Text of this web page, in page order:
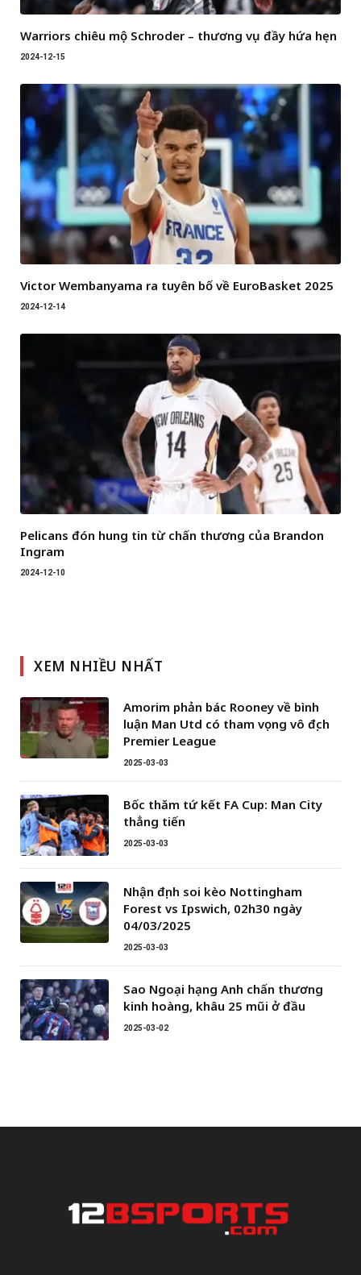
Warriors chiêu mộ Schroder – thương vụ đầy hứa hẹn
2024-12-15
Victor Wembanyama ra tuyên bố về EuroBasket 2025
2024-12-14
Pelicans đón hung tin từ chấn thương của Brandon
Ingram
2024-12-10
XEM NHIỀU NHẤT
Amorim phản bác Rooney về bình
luận Man Utd có tham vọng vô địch
Premier League
2025-03-03
Bốc thăm tứ kết FA Cup: Man City
thẳng tiến
2025-03-03
Nhận định soi kèo Nottingham
Forest vs Ipswich, 02h30 ngày
04/03/2025
2025-03-03
Sao Ngoại hạng Anh chấn thương
kinh hoàng, khâu 25 mũi ở đầu
2025-03-02